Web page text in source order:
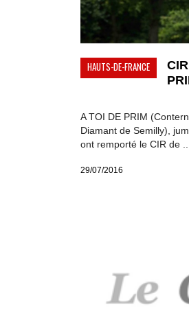
HAUTS-DE-FRANCE
A TOI DE PRIM
Diamant de Semilly),
ont remporté le CIR de ...
29/07/2016